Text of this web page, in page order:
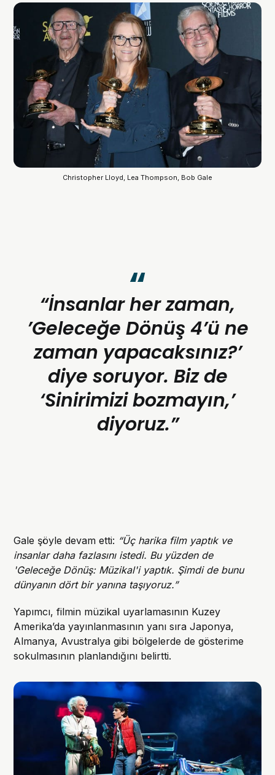
Christopher Lloyd, Lea Thompson, Bob Gale
“İnsanlar her zaman,
’Geleceğe Dönüş 4’ü ne
zaman yapacaksınız?’
diye soruyor. Biz de
‘Sinirimizi bozmayın,’
diyoruz.”
Gale şöyle devam etti: “Üç harika film yaptık ve
insanlar daha fazlasını istedi. Bu yüzden de
'Geleceğe Dönüş: Müzikal'i yaptık. Şimdi de bunu
dünyanın dört bir yanına taşıyoruz.”
Yapımcı, filmin müzikal uyarlamasının Kuzey
Amerika’da yayınlanmasının yanı sıra Japonya,
Almanya, Avustralya gibi bölgelerde de gösterime
sokulmasının planlandığını belirtti.